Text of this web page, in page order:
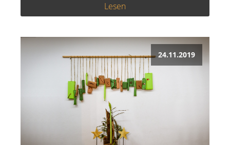
Lesen
24.11.2019